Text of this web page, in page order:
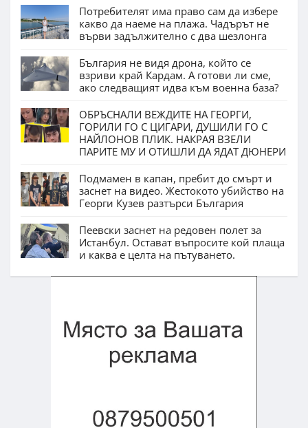
Потребителят има право сам да избере
какво да наеме на плажа. Чадърът не
върви задължително с два шезлонга
България не видя дрона, който се
взриви край Кардам. А готови ли сме,
ако следващият идва към военна база?
ОБРЪСНАЛИ ВЕЖДИТЕ НА ГЕОРГИ,
ГОРИЛИ ГО С ЦИГАРИ, ДУШИЛИ ГО С
НАЙЛОНОВ ПЛИК. НАКРАЯ ВЗЕЛИ
ПАРИТЕ МУ И ОТИШЛИ ДА ЯДАТ ДЮНЕРИ
Подмамен в капан, пребит до смърт и
заснет на видео. Жестокото убийство на
Георги Кузев разтърси България
Пеевски заснет на редовен полет за
Истанбул. Остават въпросите кой плаща
и каква е целта на пътуването.